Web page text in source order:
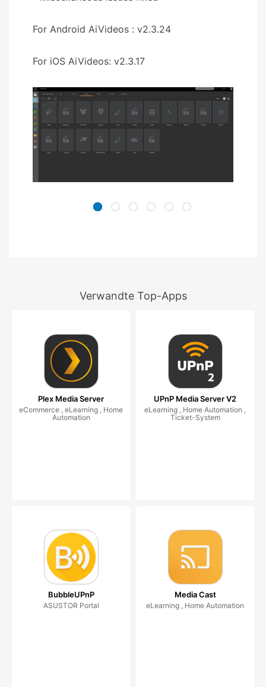
For Android AiVideos : v2.3.24
For iOS AiVideos: v2.3.17
Verwandte Top-Apps
Plex Media Server
eCommerce , eLearning , Home
Automation
UPnP Media Server V2
eLearning , Home Automation ,
Ticket-System
BubbleUPnP
ASUSTOR Portal
Media Cast
eLearning , Home Automation